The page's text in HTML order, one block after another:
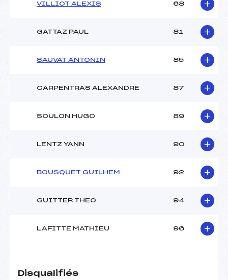
VILLIOT ALEXIS 68
GATTAZ PAUL 81
SAUVAT ANTONIN 85
CARPENTRAS ALEXANDRE 87
SOULON HUGO 89
LENTZ YANN 90
BOUSQUET GUILHEM 92
GUITTER THEO 94
LAFITTE MATHIEU 96
Disqualifiés